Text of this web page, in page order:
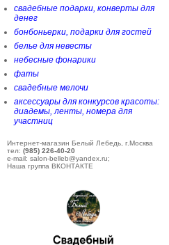
свадебные подарки, конверты для
денег
бонбоньерки, подарки для гостей
белье для невесты
небесные фонарики
фаты
свадебные мелочи
аксессуары для конкурсов красоты:
диадемы, ленты, номера для
участниц
Интернет-магазин Белый Лебедь, г.Москва
тел: (985) 226-40-20
e-mail: salon-belleb@yandex.ru;
Наша группа ВКОНТАКТЕ